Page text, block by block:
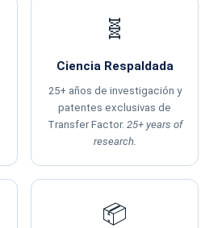
🧬
Ciencia Respaldada
25+ años de investigación y
patentes exclusivas de
Transfer Factor. 25+ years of
research.
📦